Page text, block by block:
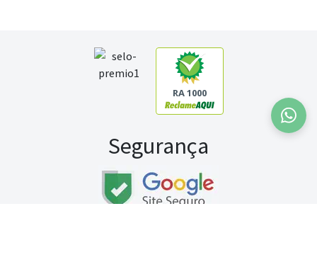
RA 1000
Segurança